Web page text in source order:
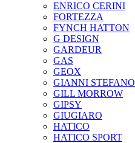
ENRICO CERINI
FORTEZZA
FYNCH HATTON
G DESIGN
GARDEUR
GAS
GEOX
GIANNI STEFANO
GILL MORROW
GIPSY
GIUGIARO
HATICO
HATICO SPORT